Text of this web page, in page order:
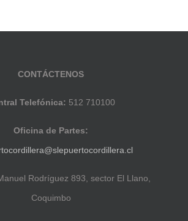
CONTÁCTENOS
Telefónica: 512 710100
Oficina de Partes:
Rodríguez 893, sector El Llano,
Coquimbo